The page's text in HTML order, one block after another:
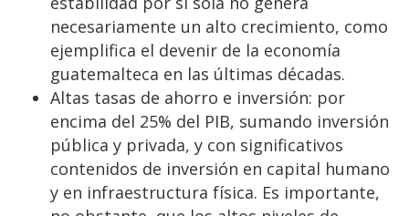
necesariamente un alto crecimiento, como
ejemplifica el devenir de la economía
guatemalteca en las últimas décadas.
Altas tasas de ahorro e inversión: por
encima del 25% del PIB, sumando inversión
pública y privada, y con significativos
contenidos de inversión en capital humano
y en infraestructura física. Es importante,